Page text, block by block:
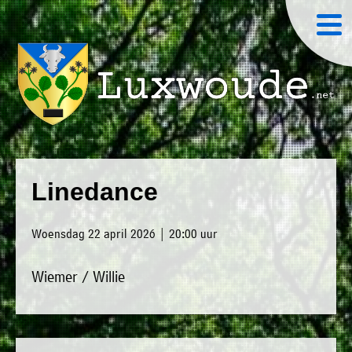
Linedance
Woensdag 22 april 2026 | 20:00 uur
Wiemer / Willie
»
Home
Welkom
Nieuws
Agenda
»
Luxwoude.net
website@luxwoude.net
Plaatselijk
belang
dit
moment
het
bestuur